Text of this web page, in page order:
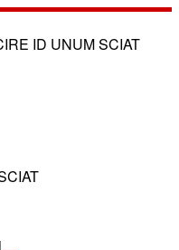
ID UNUM SCIAT
…
…